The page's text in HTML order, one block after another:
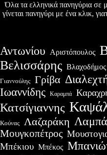
Όλα τα ελληνικά πανηγύρια σε
γίνεται πανηγύρι με ένα κλικ,
Αντωνίου Αριστόπουλος
Βελισσάρης Βλαχοδήμος
Γιαννούλης Γρίβα
Ιωαννίδης Καραμπά
Κατσίγιαννης
Κούνας Λαζαράκη
Μουγκοπέτρος
Μπέκιου Μπέκος